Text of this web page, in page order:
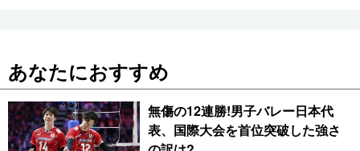
あなたにおすすめ
無傷の12連勝!男子バレー日本代
表、国際大会を首位突破した強さ